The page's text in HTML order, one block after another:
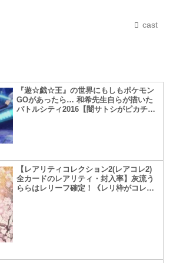
cast
『遊☆戯☆王』の世界にもしもポケモン
GOがあったら… 和希先生自らが描いた
バトルシティ2016【闇サトシがピカチュ
【レアリティコレクション2(レアコレ2)
全カードのレアリティ・封入率】灰流う
ららはレリーフ確定！《レリ枠がコレク